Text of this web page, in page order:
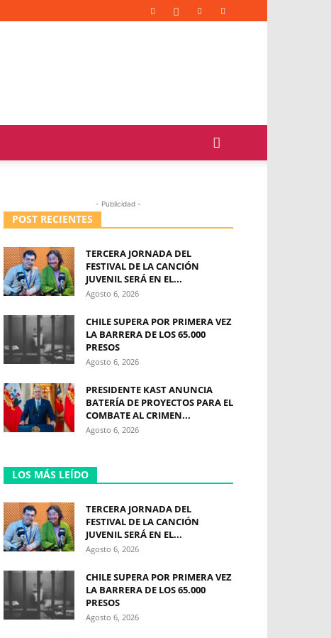
- Publicidad -
POST RECIENTES
TERCERA JORNADA DEL
FESTIVAL DE LA CANCIÓN
JUVENIL SERÁ EN EL...
Agosto 6, 2026
CHILE SUPERA POR PRIMERA VEZ
LA BARRERA DE LOS 65.000
PRESOS
Agosto 6, 2026
PRESIDENTE KAST ANUNCIA
BATERÍA DE PROYECTOS PARA EL
COMBATE AL CRIMEN...
Agosto 6, 2026
LOS MÁS LEÍDO
TERCERA JORNADA DEL
FESTIVAL DE LA CANCIÓN
JUVENIL SERÁ EN EL...
Agosto 6, 2026
CHILE SUPERA POR PRIMERA VEZ
LA BARRERA DE LOS 65.000
PRESOS
Agosto 6, 2026